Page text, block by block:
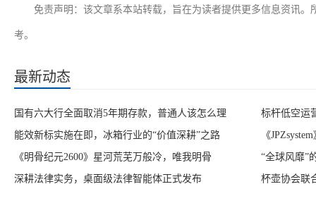
免责声明：该文章系本站转载，旨在为读者提供更多信息资讯
考。
最新动态
国有六大行全面取消5年期存款，普通人该怎么理 标杆低空运
能效新标实施在即，冰箱行业的“价值深耕”之路 《
《明骨纪元2600》星河荒芜万般冷，唯我明骨 “全球风靡”
深耕法律实务，桌面级法律智能体正式发布 杯壶协会联